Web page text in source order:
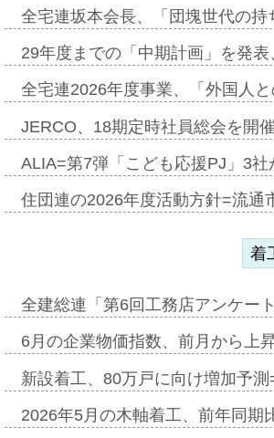
全宅連坂本会長、「団塊世代の
29年度までの「中期計画」を発
全宅連2026年度事業、「外国人
JERCO、18期定時社員総会を開
ALIA=第7弾「こども応援PJ」3
住団連の2026年度活動方針=流
着
全建総連「第6回工務店アンケー
6月の企業物価指数、前月から上
新設着工、80万戸に向け増加予
2026年5月の木軸着工、前年同期